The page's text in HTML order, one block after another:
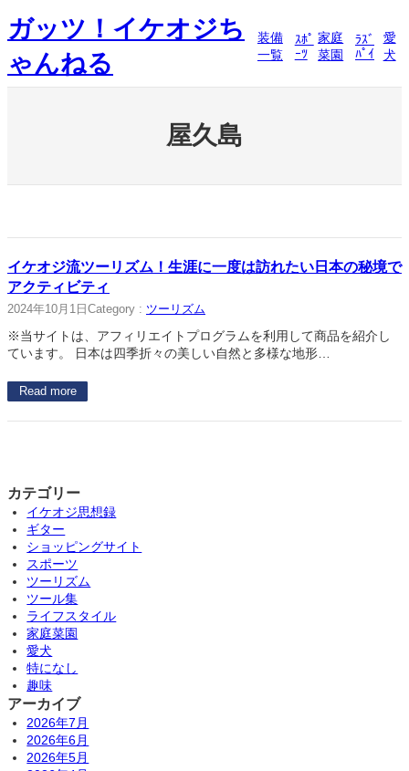
容
ス
キ
ガッツ！イケオジち
ゃんねる
装備
一覧
ｽﾎﾟ
ｰﾂ
家庭
菜園
ﾗｽﾞ
ﾊﾟｲ
愛
犬
屋久島
イケオジ流ツーリズム！生涯に一度は訪れたい日本の秘境で
アクティビティ
2024年10月1日 Category : ツーリズム
※当サイトは、アフィリエイトプログラムを利用して商品を紹介し
ています。 日本は四季折々の美しい自然と多様な地形…
Read more
カテゴリー
イケオジ思想録
ギター
ショッピングサイト
スポーツ
ツーリズム
ツール集
ライフスタイル
家庭菜園
愛犬
特になし
趣味
アーカイブ
2026年7月
2026年6月
2026年5月